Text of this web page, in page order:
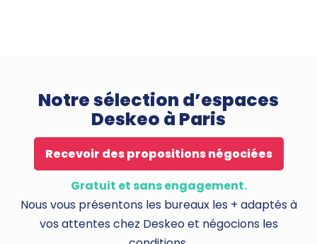
Notre sélection d’espaces
Deskeo à Paris
Recevoir des propositions négociées
Gratuit et sans engagement.
Nous vous présentons les bureaux les + adaptés à
vos attentes chez Deskeo et négocions les